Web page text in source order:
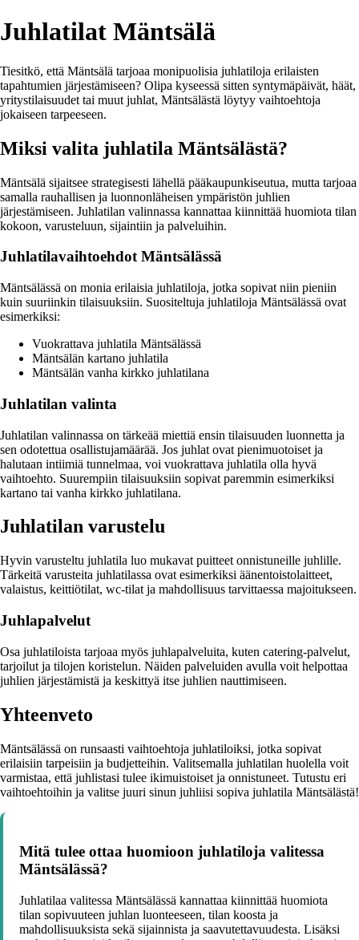
Juhlatilat Mäntsälä
Tiesitkö, että Mäntsälä tarjoaa monipuolisia juhlatiloja erilaisten
tapahtumien järjestämiseen? Olipa kyseessä sitten syntymäpäivät, häät,
yritystilaisuudet tai muut juhlat, Mäntsälästä löytyy vaihtoehtoja
jokaiseen tarpeeseen.
Miksi valita juhlatila Mäntsälästä?
Mäntsälä sijaitsee strategisesti lähellä pääkaupunkiseutua, mutta tarjoaa
samalla rauhallisen ja luonnonläheisen ympäristön juhlien
järjestämiseen. Juhlatilan valinnassa kannattaa kiinnittää huomiota tilan
kokoon, varusteluun, sijaintiin ja palveluihin.
Juhlatilavaihtoehdot Mäntsälässä
Mäntsälässä on monia erilaisia juhlatiloja, jotka sopivat niin pieniin
kuin suuriinkin tilaisuuksiin. Suositeltuja juhlatiloja Mäntsälässä ovat
esimerkiksi:
Vuokrattava juhlatila Mäntsälässä
Mäntsälän kartano juhlatila
Mäntsälän vanha kirkko juhlatilana
Juhlatilan valinta
Juhlatilan valinnassa on tärkeää miettiä ensin tilaisuuden luonnetta ja
sen odotettua osallistujamäärää. Jos juhlat ovat pienimuotoiset ja
halutaan intiimiä tunnelmaa, voi vuokrattava juhlatila olla hyvä
vaihtoehto. Suurempiin tilaisuuksiin sopivat paremmin esimerkiksi
kartano tai vanha kirkko juhlatilana.
Juhlatilan varustelu
Hyvin varusteltu juhlatila luo mukavat puitteet onnistuneille juhlille.
Tärkeitä varusteita juhlatilassa ovat esimerkiksi äänentoistolaitteet,
valaistus, keittiötilat, wc-tilat ja mahdollisuus tarvittaessa majoitukseen.
Juhlapalvelut
Osa juhlatiloista tarjoaa myös juhlapalveluita, kuten catering-palvelut,
tarjoilut ja tilojen koristelun. Näiden palveluiden avulla voit helpottaa
juhlien järjestämistä ja keskittyä itse juhlien nauttimiseen.
Yhteenveto
Mäntsälässä on runsaasti vaihtoehtoja juhlatiloiksi, jotka sopivat
erilaisiin tarpeisiin ja budjetteihin. Valitsemalla juhlatilan huolella voit
varmistaa, että juhlistasi tulee ikimuistoiset ja onnistuneet. Tutustu eri
vaihtoehtoihin ja valitse juuri sinun juhliisi sopiva juhlatila Mäntsälästä!
Mitä tulee ottaa huomioon juhlatiloja valitessa
Mäntsälässä?
Juhlatilaa valitessa Mäntsälässä kannattaa kiinnittää huomiota
tilan sopivuuteen juhlan luonteeseen, tilan koosta ja
mahdollisuuksista sekä sijainnista ja saavutettavuudesta. Lisäksi